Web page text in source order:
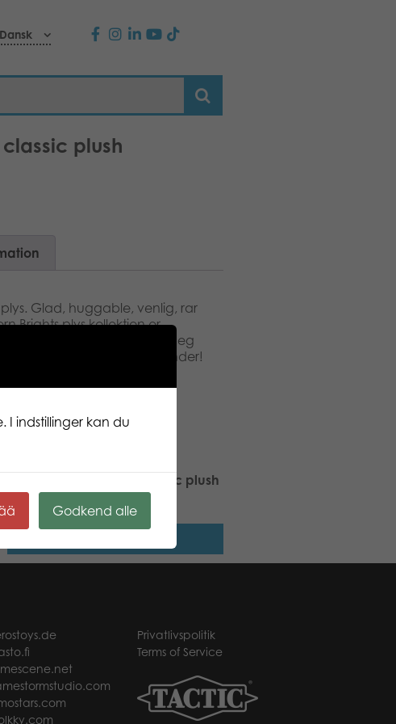
Dansk
plush
Glad, huggable, venlig, rar
Brights plys kollektion er
og dyreliv. Finsk design. Jeg
sammen og skabe nye minder!
Lumo Stars Bear Otso classic plush
Privatlivspolitik
Terms of Service
I indstillinger kan du
Godkend alle